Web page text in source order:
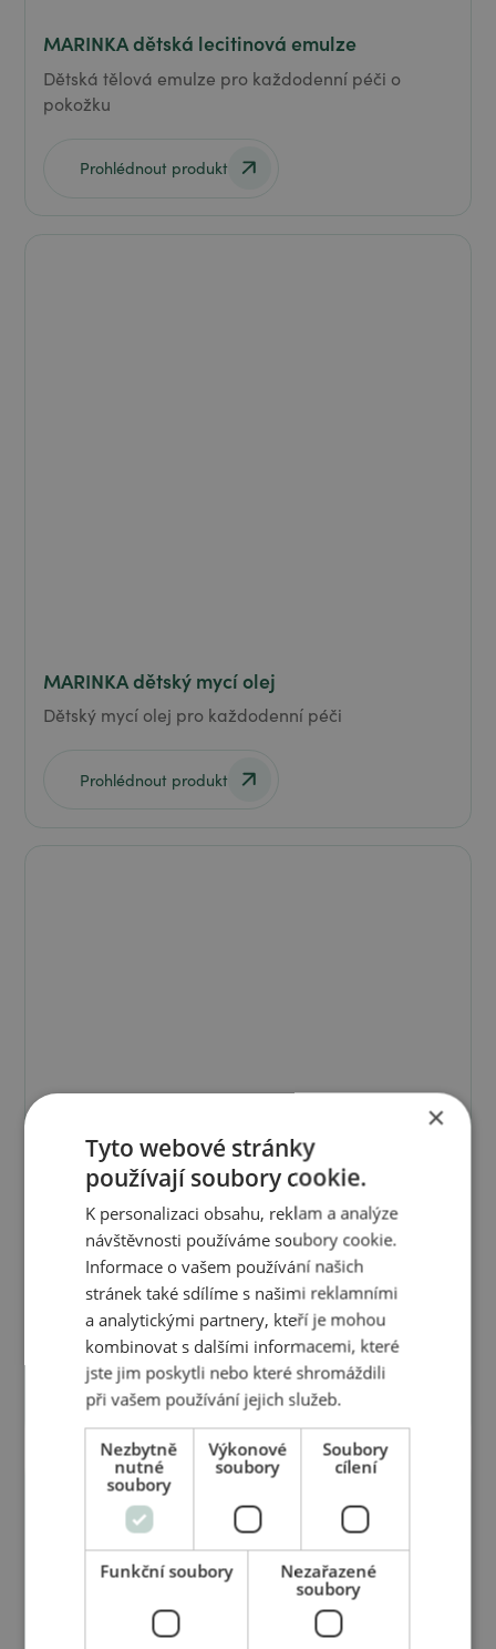
MARINKA dětská lecitinová emulze
Dětská tělová emulze pro každodenní péči o
pokožku
Prohlédnout produkt
MARINKA dětský mycí olej
Dětský mycí olej pro každodenní péči
Prohlédnout produkt
CITRONEK dětský mycí olej
Dětský mycí olej s citronem a borovicí
Prohlédnout produkt
×
Tyto webové stránky
používají soubory cookie.
K personalizaci obsahu, reklam a analýze
návštěvnosti používáme soubory cookie.
Informace o vašem používání našich
stránek také sdílíme s našimi reklamními
a analytickými partnery, kteří je mohou
kombinovat s dalšími informacemi, které
jste jim poskytli nebo které shromáždili
při vašem používání jejich služeb.
Nezbytně
nutné
soubory
Výkonové
soubory
Soubory
cílení
Funkční soubory
Nezařazené
soubory